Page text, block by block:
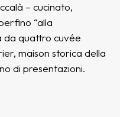
– cucinato,
“alla
da quattro cuvée
maison storica della
di presentazioni.